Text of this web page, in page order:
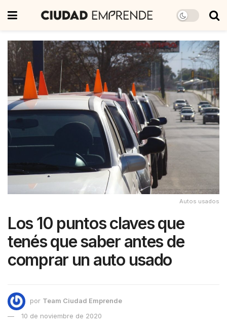
Autos usados
Los 10 puntos claves que
tenés que saber antes de
comprar un auto usado
por Team Ciudad Emprende
10 de noviembre de 2020